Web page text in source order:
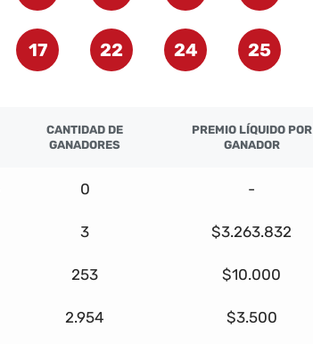
17 22 24 25
CANTIDAD DE
GANADORES
PREMIO LÍQUIDO POR
GANADOR
0 -
3 $3.263.832
253 $10.000
2.954 $3.500